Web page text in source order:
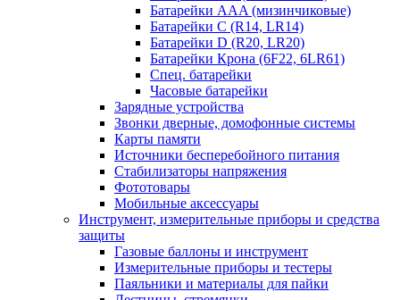
Батарейки AAA (мизинчиковые)
Батарейки C (R14, LR14)
Батарейки D (R20, LR20)
Батарейки Крона (6F22, 6LR61)
Спец. батарейки
Часовые батарейки
Зарядные устройства
Звонки дверные, домофонные системы
Карты памяти
Источники бесперебойного питания
Стабилизаторы напряжения
Фототовары
Мобильные аксессуары
Инструмент, измерительные приборы и средства
защиты
Газовые баллоны и инструмент
Измерительные приборы и тестеры
Паяльники и материалы для пайки